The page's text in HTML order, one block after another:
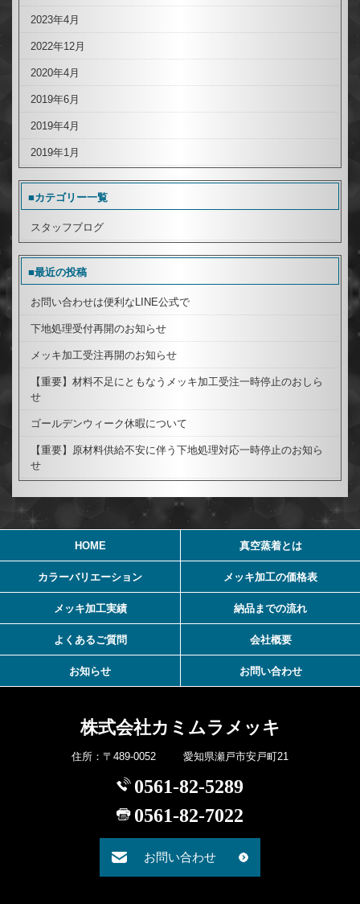
2023年4月
2022年12月
2020年4月
2019年6月
2019年4月
2019年1月
■カテゴリー一覧
スタッフブログ
■最近の投稿
お問い合わせは便利なLINE公式で
下地処理受付再開のお知らせ
メッキ加工受注再開のお知らせ
【重要】材料不足にともなうメッキ加工受注一時停止のおしら
せ
ゴールデンウィーク休暇について
【重要】原材料供給不安に伴う下地処理対応一時停止のお知ら
せ
HOME 真空蒸着とは
カラーバリエーション メッキ加工の価格表
メッキ加工実績 納品までの流れ
よくあるご質問 会社概要
お知らせ お問い合わせ
株式会社カミムラメッキ
住所：〒489-0052 愛知県瀬戸市安戸町21
0561-82-5289
0561-82-7022
お問い合わせ